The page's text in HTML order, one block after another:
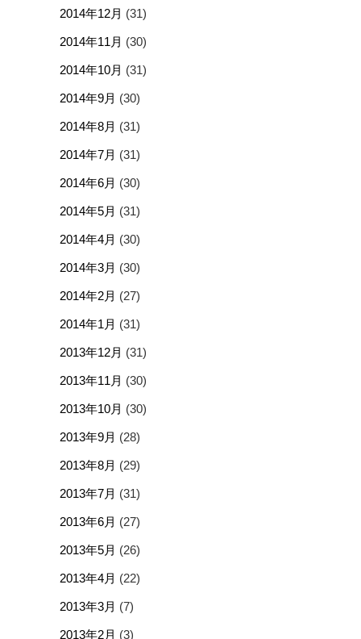
2014年12月 (31)
2014年11月 (30)
2014年10月 (31)
2014年9月 (30)
2014年8月 (31)
2014年7月 (31)
2014年6月 (30)
2014年5月 (31)
2014年4月 (30)
2014年3月 (30)
2014年2月 (27)
2014年1月 (31)
2013年12月 (31)
2013年11月 (30)
2013年10月 (30)
2013年9月 (28)
2013年8月 (29)
2013年7月 (31)
2013年6月 (27)
2013年5月 (26)
2013年4月 (22)
2013年3月 (7)
2013年2月 (3)